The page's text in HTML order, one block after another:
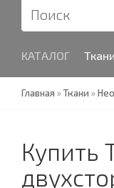
КАТАЛОГ Ткани
Главная »Ткани »
Купить